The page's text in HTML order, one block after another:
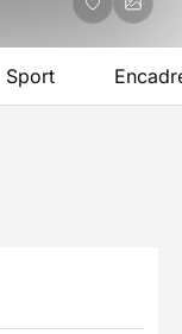
Sport